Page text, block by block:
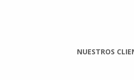
NUESTROS